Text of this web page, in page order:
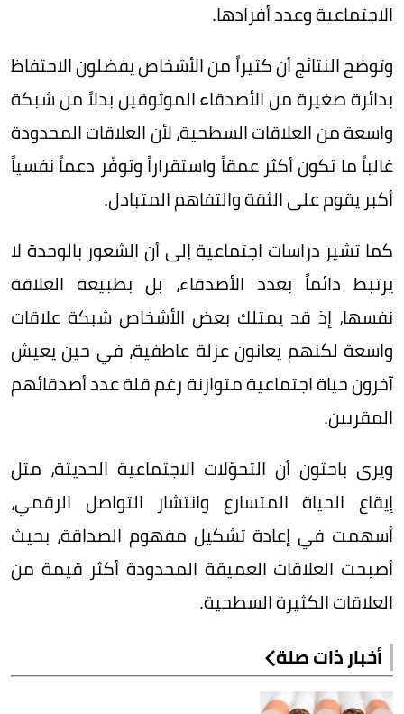
الاجتماعية وعدد أفرادها.
وتوضح النتائج أن كثيراً من الأشخاص يفضلون الاحتفاظ
بدائرة صغيرة من الأصدقاء الموثوقين بدلاً من شبكة
واسعة من العلاقات السطحية، لأن العلاقات المحدودة
غالباً ما تكون أكثر عمقاً واستقراراً وتوفّر دعماً نفسياً
أكبر يقوم على الثقة والتفاهم المتبادل.
كما تشير دراسات اجتماعية إلى أن الشعور بالوحدة لا
يرتبط دائماً بعدد الأصدقاء، بل بطبيعة العلاقة
نفسها، إذ قد يمتلك بعض الأشخاص شبكة علاقات
واسعة لكنهم يعانون عزلة عاطفية، في حين يعيش
آخرون حياة اجتماعية متوازنة رغم قلة عدد أصدقائهم
المقربين.
ويرى باحثون أن التحوّلات الاجتماعية الحديثة، مثل
إيقاع الحياة المتسارع وانتشار التواصل الرقمي،
أسهمت في إعادة تشكيل مفهوم الصداقة، بحيث
أصبحت العلاقات العميقة المحدودة أكثر قيمة من
العلاقات الكثيرة السطحية.
أخبار ذات صلة